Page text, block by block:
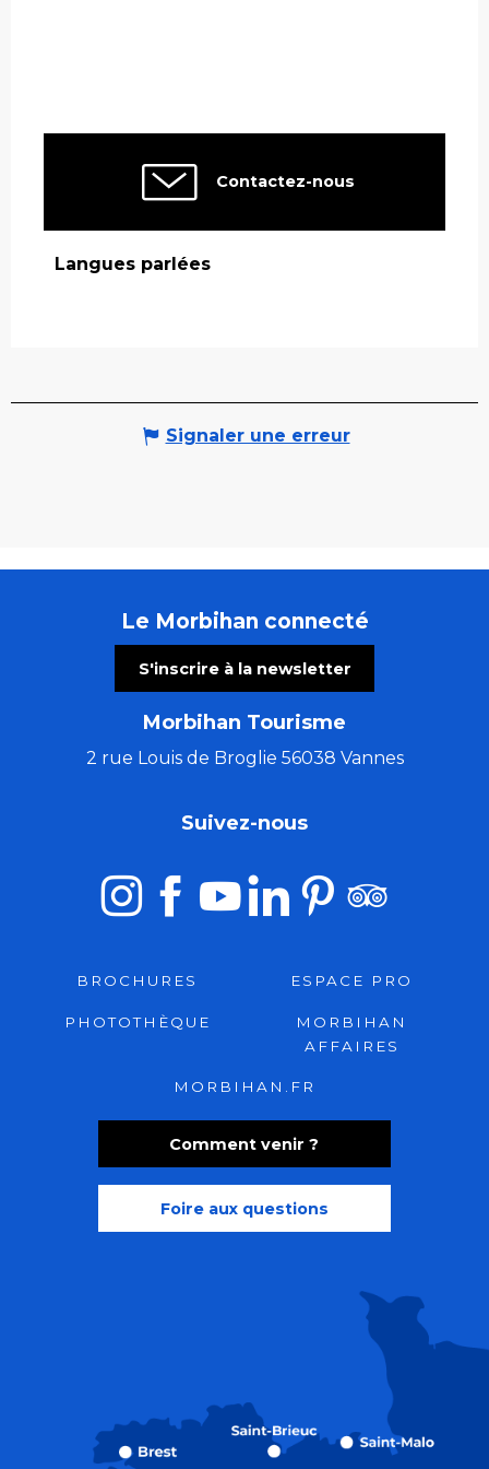
Contactez-nous
Langues parlées
Langues parlées
Signaler une erreur
Le Morbihan connecté
S'inscrire à la newsletter
Morbihan Tourisme
2 rue Louis de Broglie 56038 Vannes
Comment venir ?
Foire aux questions
Suivez-nous
BROCHURES ESPACE PRO
PHOTOTHÈQUE
MORBIHAN
AFFAIRES
MORBIHAN.FR